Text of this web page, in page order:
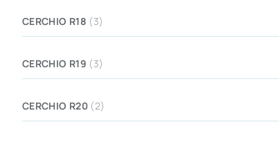
CERCHIO R18 (3)
CERCHIO R19 (3)
CERCHIO R20 (2)